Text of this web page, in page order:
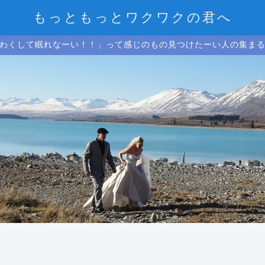
もっともっとワクワクの君へ
くして眠れなーい！！」って感じのもの見つけたーい人の集ま